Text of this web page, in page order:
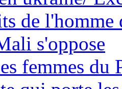
de
s'oppose
femmes du